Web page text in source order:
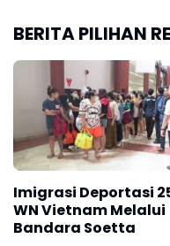
BERITA PILIHAN
Imigrasi Deportasi
WN Vietnam Melalui
Bandara Soetta